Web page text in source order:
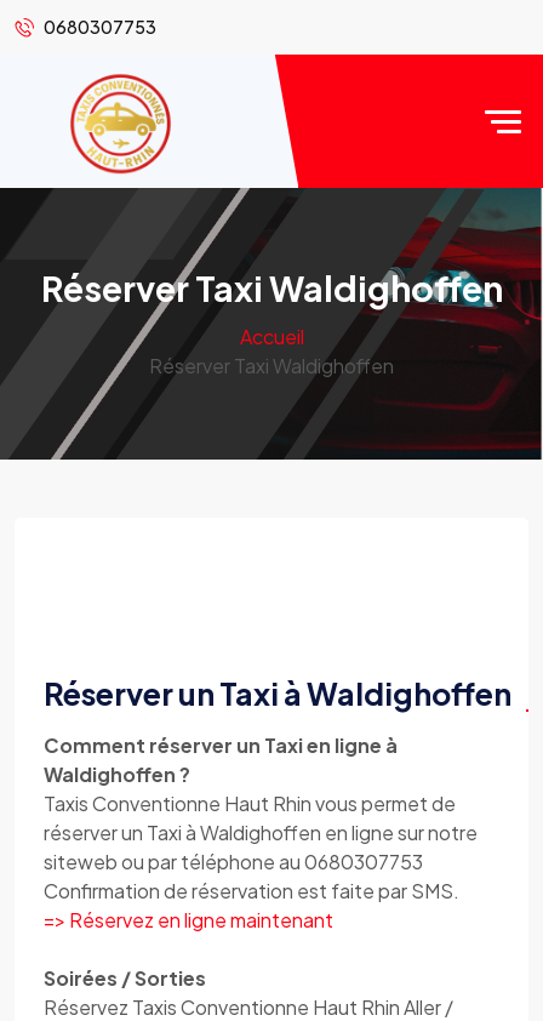
0680307753
Réserver Taxi Waldighoffen
Accueil
Réserver Taxi Waldighoffen
Réserver un Taxi à Waldighoffen
Comment réserver un Taxi en ligne à
Waldighoffen ?
Taxis Conventionne Haut Rhin vous permet de
réserver un Taxi à Waldighoffen en ligne sur notre
siteweb ou par téléphone au 0680307753
Confirmation de réservation est faite par SMS.
=> Réservez en ligne maintenant
Soirées / Sorties
Réservez Taxis Conventionne Haut Rhin Aller /